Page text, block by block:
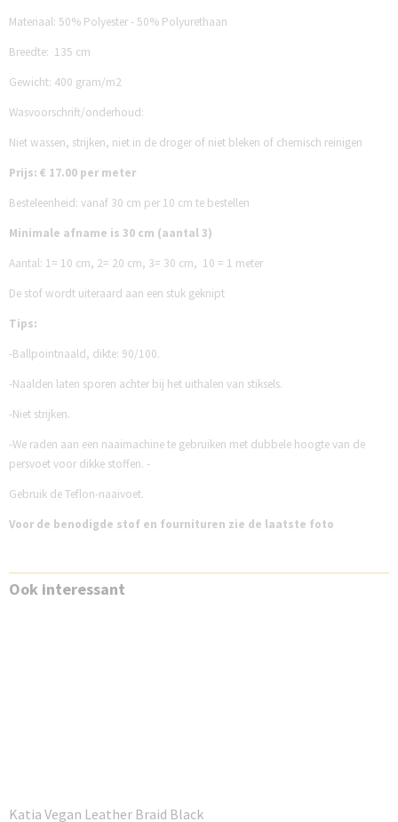
Materiaal: 50% Polyester - 50% Polyurethaan
Breedte: 135 cm
Gewicht: 400 gram/m2
Wasvoorschrift/onderhoud:
Niet wassen, strijken, niet in de droger of niet bleken of chemisch reinigen
Prijs: € 17.00 per meter
Besteleenheid: vanaf 30 cm per 10 cm te bestellen
Minimale afname is 30 cm (aantal 3)
Aantal: 1= 10 cm, 2= 20 cm, 3= 30 cm, 10 = 1 meter
De stof wordt uiteraard aan een stuk geknipt
Tips:
-Ballpointnaald, dikte: 90/100.
-Naalden laten sporen achter bij het uithalen van stiksels.
-Niet strijken.
-We raden aan een naaimachine te gebruiken met dubbele hoogte van de
persvoet voor dikke stoffen. -
Gebruik de Teflon-naaivoet.
Voor de benodigde stof en fournituren zie de laatste foto
Ook interessant
Katia Vegan Leather Braid Black